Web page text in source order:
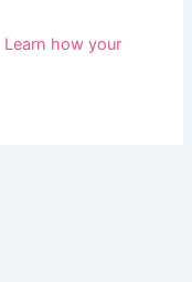
Learn how your